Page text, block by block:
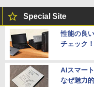
Special Site
性能の良
チェック！
AIスマー
なぜ魅力